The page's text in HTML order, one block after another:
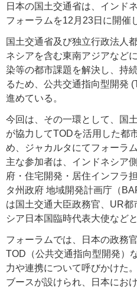
日本の国土交通省は、インド
フォーラムを12月23日に開催
国土交通省及び独立行政法人
ネシアを含む東南アジアなど
染等の都市課題を解決し、持
るため、公共交通指向型開発
進めている。
今回は、その一環として、国
が協力してTODを活用した都
め、ジャカルタにてフォーラ
主な参加者は、インドネシア
府・住宅開発・居住インフラ
タ州政府 地域開発計画庁（
は国土交通大臣政務官、UR
シア日本国臨時代表大使などと
フォーラムでは、日本の政務
TOD（公共交通指向型開発）
力や連携について呼びかけた
ブースが設けられ、日本にお